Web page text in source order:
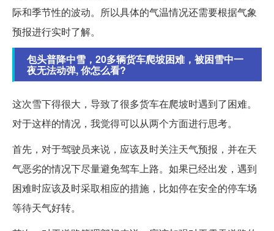
际和季节性的波动。所以具体的气温情况还需要根据气象
预报进行实时了解。
包头普降中雪，20多辆货车爬坡困难，被困雪中一
夜无法动弹, 你怎么看?
这次雪下得很大，导致了很多货车在爬坡时遇到了困难。
对于这样的情况，我觉得可以从两个方面进行思考。
首先，对于驾驶员来说，应该及时关注天气预报，并在天
气恶劣的情况下尽量避免驾车上路。如果已经出发，遇到
困难时应该及时采取相应的措施，比如停在安全的停车场
等待天气好转。